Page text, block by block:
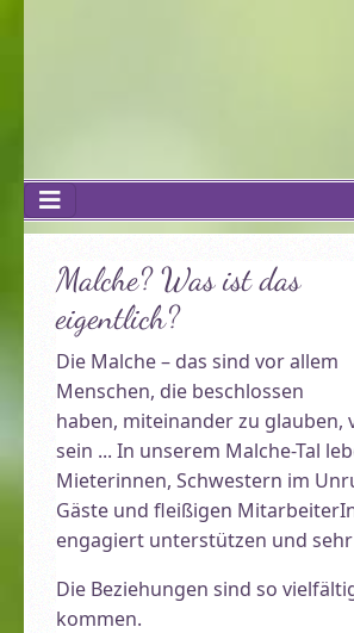
Malche? Was ist das
eigentlich?
Die Malche – das sind vor allem
Menschen, die beschlossen
haben, miteinander zu
sein ... In unserem Malche-Tal
Mieterinnen, Schwestern im
Gäste und fleißigen
engagiert unterstützen und
Die Beziehungen sind so
kommen.